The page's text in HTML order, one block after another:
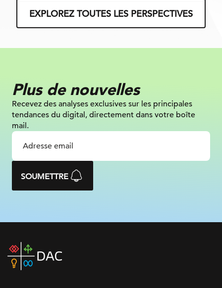
EXPLOREZ TOUTES LES PERSPECTIVES
Plus de nouvelles
Recevez des analyses exclusives sur les principales
tendances du digital, directement dans votre boîte
mail.
SOUMETTRE
DAC
home